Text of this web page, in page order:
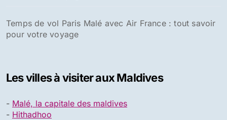
Temps de vol Paris Malé avec Air France : tout savoir
pour votre voyage
Les villes à visiter aux Maldives
- Malé, la capitale des maldives
- Hithadhoo